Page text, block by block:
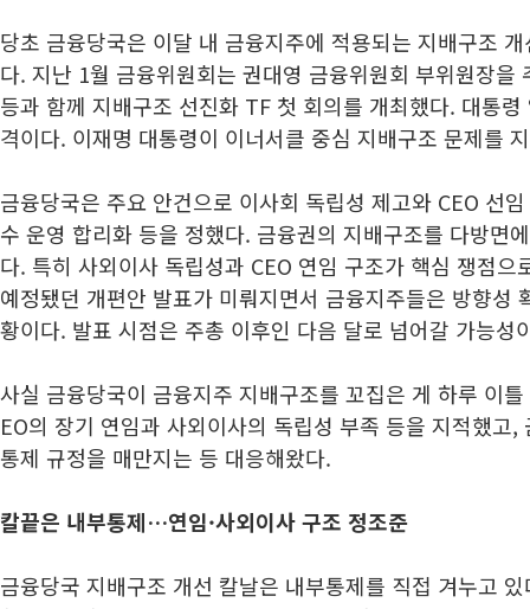
당초 금융당국은 이달 내 금융지주에 적용되는 지배구조
다. 지난 1월 금융위원회는 권대영 금융위원회 부위원장을
등과 함께 지배구조 선진화 TF 첫 회의를 개최했다. 대통
격이다. 이재명 대통령이 이너서클 중심 지배구조 문제를
금융당국은 주요 안건으로 이사회 독립성 제고와 CEO 선
수 운영 합리화 등을 정했다. 금융권의 지배구조를 다방면
다. 특히 사외이사 독립성과 CEO 연임 구조가 핵심 쟁점
예정됐던 개편안 발표가 미뤄지면서 금융지주들은 방향성
황이다. 발표 시점은 주총 이후인 다음 달로 넘어갈 가능성
사실 금융당국이 금융지주 지배구조를 꼬집은 게 하루 이
EO의 장기 연임과 사외이사의 독립성 부족 등을 지적했고
통제 규정을 매만지는 등 대응해왔다.
칼끝은 내부통제…연임·사외이사 구조 정조준
금융당국 지배구조 개선 칼날은 내부통제를 직접 겨누고